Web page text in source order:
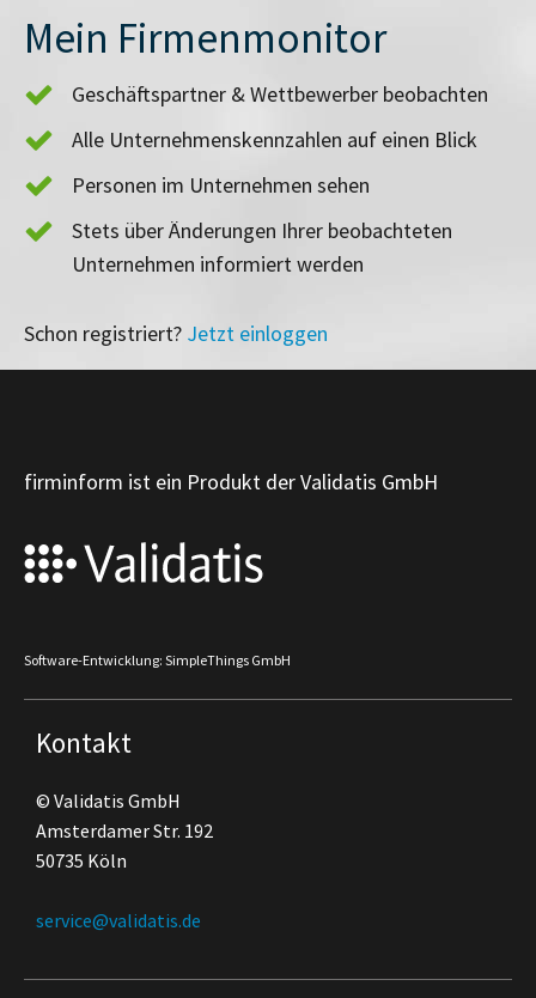
Mein Firmenmonitor
Geschäftspartner & Wettbewerber beobachten
Alle Unternehmenskennzahlen auf einen Blick
Personen im Unternehmen sehen
Stets über Änderungen Ihrer beobachteten
Unternehmen informiert werden
Schon registriert? Jetzt einloggen
firminform ist ein Produkt der Validatis GmbH
Software-Entwicklung: SimpleThings GmbH
Kontakt
© Validatis GmbH
Amsterdamer Str. 192
50735 Köln
service@validatis.de